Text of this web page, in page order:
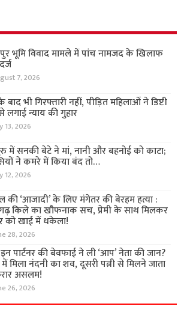
भूमि विवाद मामले में पांच नामजद के खिलाफ
7, 2026
बाद भी गिरफ्तारी नहीं, पीड़ित महिलाओं ने डिप्टी
लगाई न्याय की गुहार
13, 2026
में सनकी बेटे ने मां, नानी और बहनोई को काटा;
ने कमरे में किया बंद तो…
12, 2026
की ‘आजादी’ के लिए मंगेतर की बेरहम हत्या :
किले का खौफनाक सच, प्रेमी के साथ मिलकर
को खाई में धकेला!
28, 2026
पार्टनर की बेवफाई ने ली ‘आप’ नेता की जान?
मिला नंदनी का शव, दूसरी पत्नी से मिलने जाता
असलम!
26, 2026